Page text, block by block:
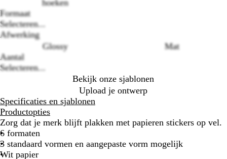
hoeken
Formaat
Selecteren...
Afwerking
Glossy
Mat
Aantal
Selecteren...
Bekijk onze sjablonen
Upload je ontwerp
Specificaties en sjablonen
Productopties
Zorg dat je merk blijft plakken met papieren stickers op vel.
6 formaten
3 standaard vormen en aangepaste vorm mogelijk
Wit papier